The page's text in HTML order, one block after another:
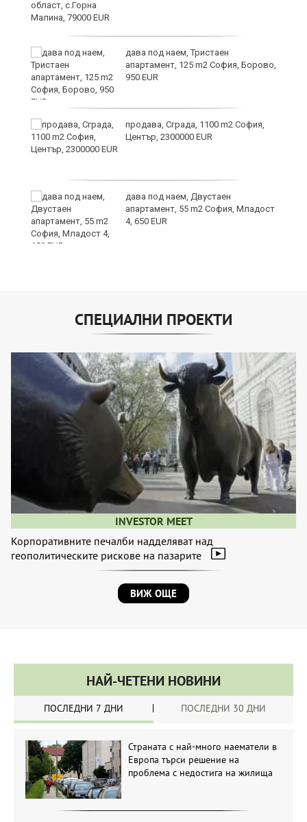
дава под наем, Тристаен
апартамент, 125 m2 София, Борово,
950 EUR
продава, Сграда, 1100 m2 София,
Център, 2300000 EUR
дава под наем, Двустаен
апартамент, 55 m2 София, Младост
4, 650 EUR
СПЕЦИАЛНИ ПРОЕКТИ
INVESTOR MEET
Корпоративните печалби надделяват над
геополитическите рискове на пазарите
ВИЖ ОЩЕ
НАЙ-ЧЕТЕНИ НОВИНИ
ПОСЛЕДНИ 7 ДНИ ПОСЛЕДНИ 30 ДНИ
Страната с най-много наематели в
Европа търси решение на
проблема с недостига на жилища